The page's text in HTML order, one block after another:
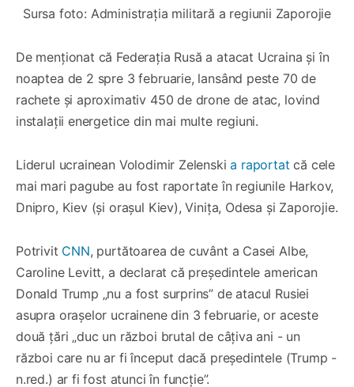
Sursa foto: Administrația militară a regiunii Zaporojie
De menționat că Federația Rusă a atacat Ucraina și în
noaptea de 2 spre 3 februarie, lansând peste 70 de
rachete și aproximativ 450 de drone de atac, lovind
instalații energetice din mai multe regiuni.
Liderul ucrainean Volodimir Zelenskia raportat că cele
mai mari pagube au fost raportate în regiunile Harkov,
Dnipro, Kiev (și orașul Kiev), Vinița, Odesa și Zaporojie.
Potrivit CNN, purtătoarea de cuvânt a Casei Albe,
Caroline Levitt, a declarat că președintele american
Donald Trump „nu a fost surprins” de atacul Rusiei
asupra orașelor ucrainene din 3 februarie, or aceste
două țări „duc un război brutal de câțiva ani - un
război care nu ar fi început dacă președintele (Trump -
n.red.) ar fi fost atunci în funcție”.